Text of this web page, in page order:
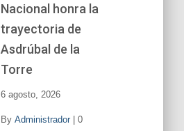
Nacional honra la
trayectoria de
Asdrúbal de la
Torre
6 agosto, 2026
By Administrador| 0